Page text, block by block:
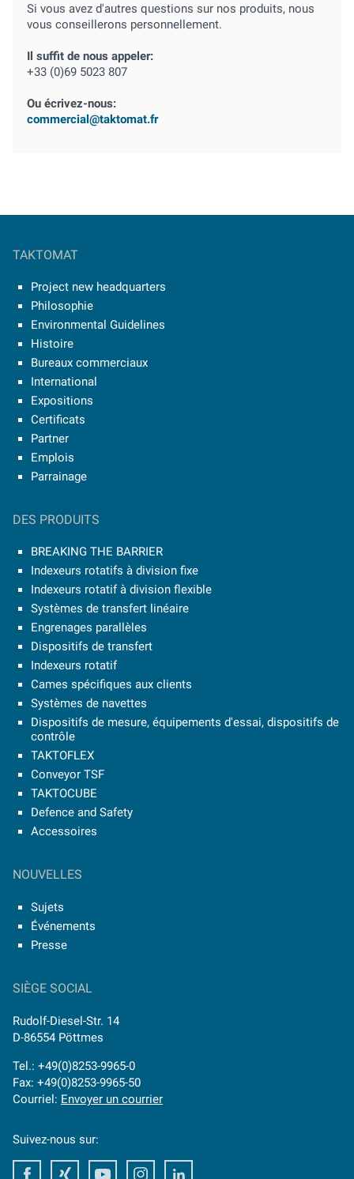
Si vous avez d'autres questions sur nos produits, nous
vous conseillerons personnellement.
Il suffit de nous appeler:
+33 (0)69 5023 807
Ou écrivez-nous:
commercial@taktomat.fr
TAKTOMAT
Project new headquarters
Philosophie
Environmental Guidelines
Histoire
Bureaux commerciaux
International
Expositions
Certificats
Partner
Emplois
Parrainage
DES PRODUITS
BREAKING THE BARRIER
Indexeurs rotatifs à division fixe
Indexeurs rotatif à division flexible
Systèmes de transfert linéaire
Engrenages parallèles
Dispositifs de transfert
Indexeurs rotatif
Cames spécifiques aux clients
Systèmes de navettes
Dispositifs de mesure, équipements d'essai, dispositifs de
contrôle
TAKTOFLEX
Conveyor TSF
TAKTOCUBE
Defence and Safety
Accessoires
NOUVELLES
Sujets
Événements
Presse
SIÈGE SOCIAL
Rudolf-Diesel-Str. 14
D-86554 Pöttmes
Tel.: +49(0)8253-9965-0
Fax: +49(0)8253-9965-50
Courriel: Envoyer un courrier
Suivez-nous sur:
FacebookXing Youtube Instagram